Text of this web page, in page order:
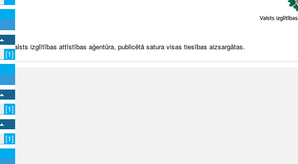
[1]
[1]
[1]
Valsts izglītības attīstības aģentūra, publicētā satura visas tiesības aizsargātas.